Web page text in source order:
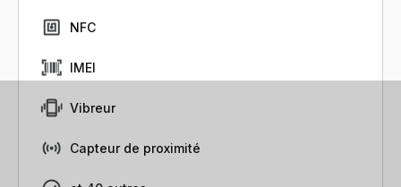
NFC
IMEI
Vibreur
Capteur de proximité